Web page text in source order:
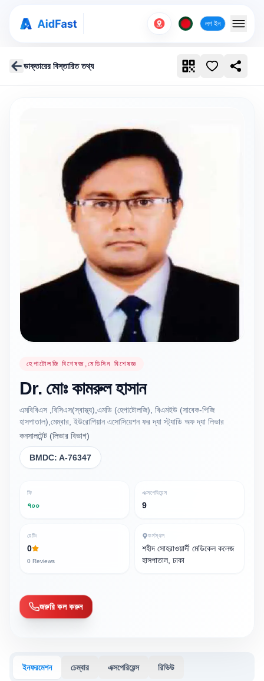
লগ ইন
ডাক্তারের বিস্তারিত তথ্য
হেপাটোলজি বিশেষজ্ঞ,মেডিসিন বিশেষজ্ঞ
Dr. মোঃ কামরুল হাসান
এমবিবিএস ,বিসিএস(স্বাস্থ্য),এমডি (হেপাটোলজি), বিএমইউ (সাবেক-পিজি
হাসপাতাল),মেম্বার, ইউরোপিয়ান এসোসিয়েশন ফর দ্যা স্ট্যাডি অফ দ্যা লিভার
কনসালটেন্ট (লিভার বিভাগ)
BMDC: A-76347
ফি
৭০০
এক্সপেরিয়েন্স
9
রেটিং
0
0 Reviews
কর্মস্থল
শহীদ সোহরাওয়ার্দী মেডিকেল কলেজ
হাসপাতাল, ঢাকা
জরুরি কল করুন
ইনফরমেশন চেম্বার এক্সপেরিয়েন্স রিভিউ